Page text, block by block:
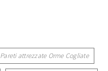
Pareti attrezzate Orme Cogliate